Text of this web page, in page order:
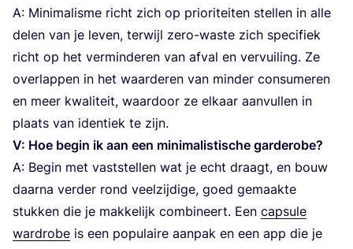
A: Mini­ma­lis­me richt zich op pri­o­ri­tei­ten stel­len in alle
delen van je leven, ter­wijl zero-was­te zich spe­ci­fiek
richt op het ver­min­de­ren van afval en ver­vui­ling. Ze
over­lap­pen in het waar­de­ren van min­der con­su­me­ren
en meer kwa­li­teit, waar­door ze elkaar aan­vul­len in
plaats van iden­tiek te zijn.
V: Hoe begin ik aan een mini­ma­lis­ti­sche garderobe?
A: Begin met vast­stel­len wat je echt draagt, en bouw
daar­na ver­der rond veel­zij­di­ge, goed gemaak­te
stuk­ken die je mak­ke­lijk com­bi­neert. Een cap­su­le
ward­ro­be is een popu­lai­re aan­pak en een app die je